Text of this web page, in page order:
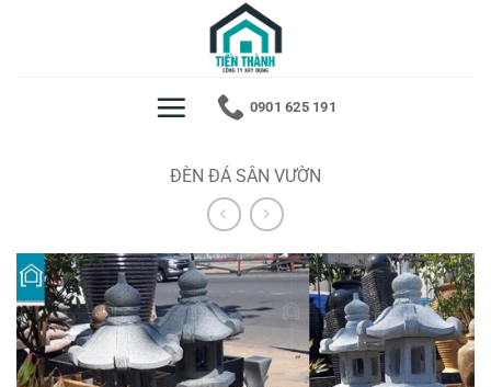
0901 625 191
ĐÈN ĐÁ SÂN VƯỜN